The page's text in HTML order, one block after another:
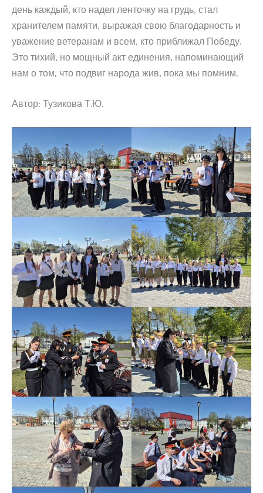
день каждый, кто надел ленточку на грудь, стал
хранителем памяти, выражая свою благодарность и
уважение ветеранам и всем, кто приближал Победу.
Это тихий, но мощный акт единения, напоминающий
нам о том, что подвиг народа жив, пока мы помним.
Автор: Тузикова Т.Ю.